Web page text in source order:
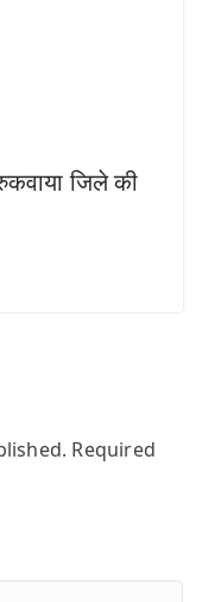
जिले की
Required